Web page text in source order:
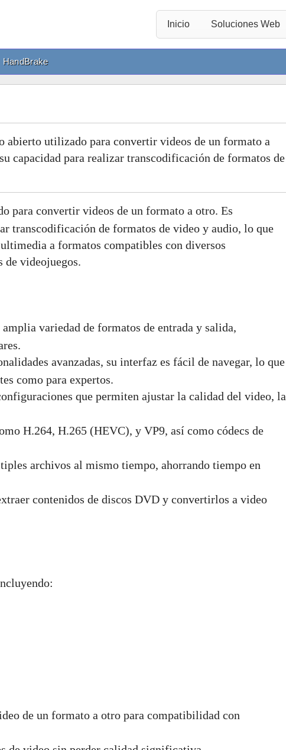
Inicio Soluciones Web
HandBrake
abierto utilizado para convertir videos de un formato a
capacidad para realizar transcodificación de formatos de
para convertir videos de un formato a otro. Es
transcodificación de formatos de video y audio, lo que
a formatos compatibles con diversos
de videojuegos.
variedad de formatos de entrada y salida,
avanzadas, su interfaz es fácil de navegar, lo que
como para expertos.
que permiten ajustar la calidad del video, la
H.264, H.265 (HEVC), y VP9, así como códecs de
archivos al mismo tiempo, ahorrando tiempo en
contenidos de discos DVD y convertirlos a video
de un formato a otro para compatibilidad con